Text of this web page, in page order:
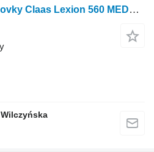
Ozubené koleso prevodovky Claas Lexion 560 MEDZIPREVODOVKA 0007690550 (Motor c13, c10, c9; prevodovka na obilného kombajna Claas Lexion 560